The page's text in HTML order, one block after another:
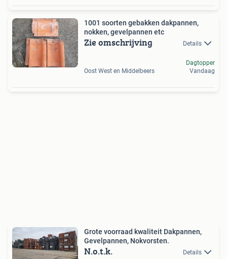
1001 soorten gebakken dakpannen,
nokken, gevelpannen etc
Zie omschrijving Details
Oost West en Middelbeers
Dagtopper
Vandaag
Grote voorraad kwaliteit Dakpannen,
Gevelpannen, Nokvorsten.
N.o.t.k. Details